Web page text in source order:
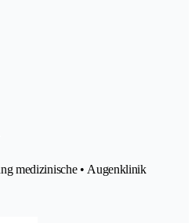
medizinische • Augenklinik